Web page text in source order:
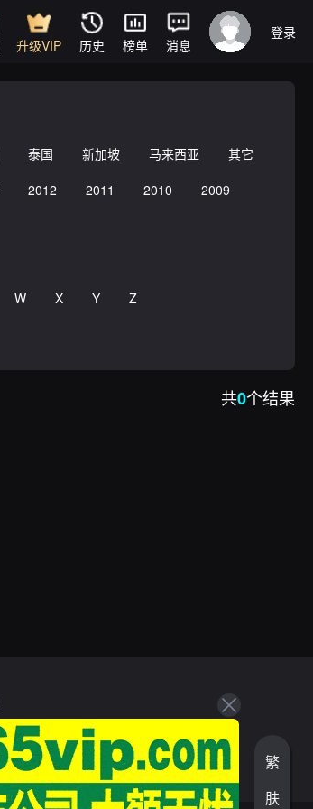
升级VIP 历史 榜单 消息
登录
泰国 新加坡 马来西亚
其它
2012 2011 2010
2009
W X Y
Z
共0个结果
繁
肤